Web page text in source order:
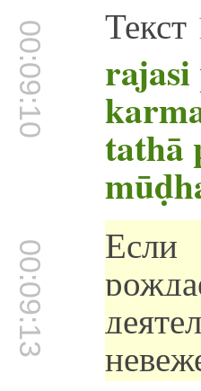
00:09:10 Текст
rajasi
tathā
00:09:13 Если